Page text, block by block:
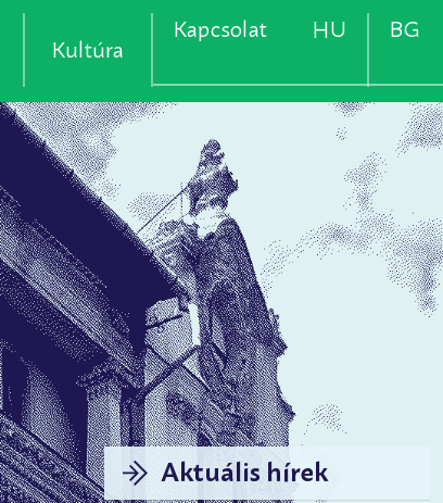
Kultúra
Kapcsolat HU BG
Aktuális hírek